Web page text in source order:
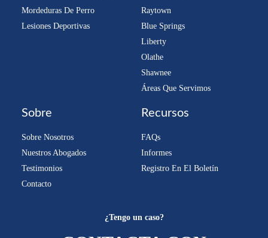
Mordeduras De Perro
Lesiones Deportivas
Raytown
Blue Springs
Liberty
Olathe
Shawnee
Áreas Que Servimos
Sobre
Sobre Nosotros
Nuestros Abogados
Testimonios
Contacto
Recursos
FAQs
Informes
Registro En El Boletín
¿Tengo un caso?